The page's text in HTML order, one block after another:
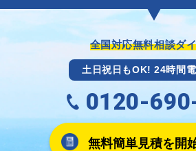
全国対応無料相談ダ
土日祝日もOK! 24時間
0120-
無料簡単見積を開